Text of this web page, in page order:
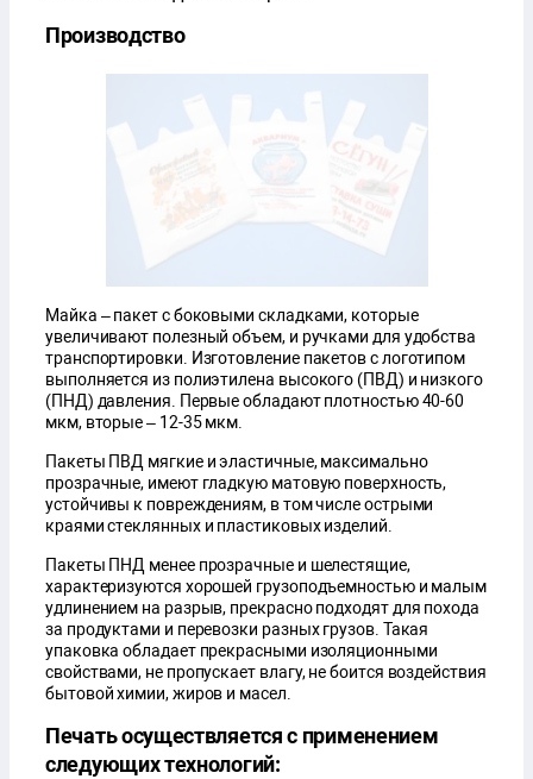
Производство
Майка – пакет с боковыми складками, которые
увеличивают полезный объем, и ручками для удобства
транспортировки. Изготовление пакетов с логотипом
выполняется из полиэтилена высокого (ПВД) и низкого
(ПНД) давления. Первые обладают плотностью 40-60
мкм, вторые – 12-35 мкм.
Пакеты ПВД мягкие и эластичные, максимально
прозрачные, имеют гладкую матовую поверхность,
устойчивы к повреждениям, в том числе острыми
краями стеклянных и пластиковых изделий.
Пакеты ПНД менее прозрачные и шелестящие,
характеризуются хорошей грузоподъемностью и малым
удлинением на разрыв, прекрасно подходят для похода
за продуктами и перевозки разных грузов. Такая
упаковка обладает прекрасными изоляционными
свойствами, не пропускает влагу, не боится воздействия
бытовой химии, жиров и масел.
Печать осуществляется с применением
следующих технологий: